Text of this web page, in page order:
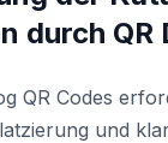
durch QR
QR Codes
und